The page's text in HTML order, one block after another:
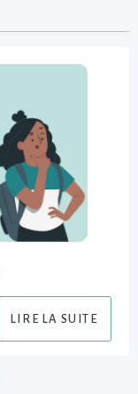
LIRE LA SUITE